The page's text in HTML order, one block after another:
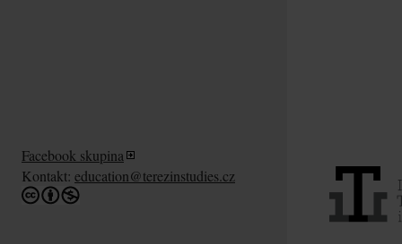
Facebook skupina
Kontakt: education@terezinstudies.cz